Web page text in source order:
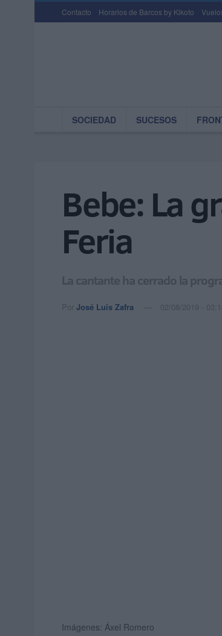
Contacto Horarios de Barcos by Kikoto
SOCIEDAD SUCESOS
Bebe: La
Feria
La cantante ha cerrado la
Por José Luis Zafra 02/08/2019 - 03:13
Imágenes: Áxel Romero